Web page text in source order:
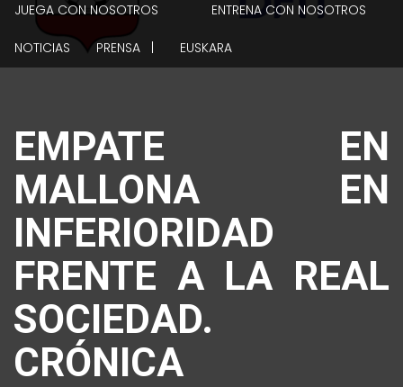
JUEGA CON NOSOTROS ENTRENA CON NOSOTROS
NOTICIAS PRENSA | EUSKARA
EMPATE EN
MALLONA EN
INFERIORIDAD
FRENTE A LA REAL
SOCIEDAD.
CRÓNICA